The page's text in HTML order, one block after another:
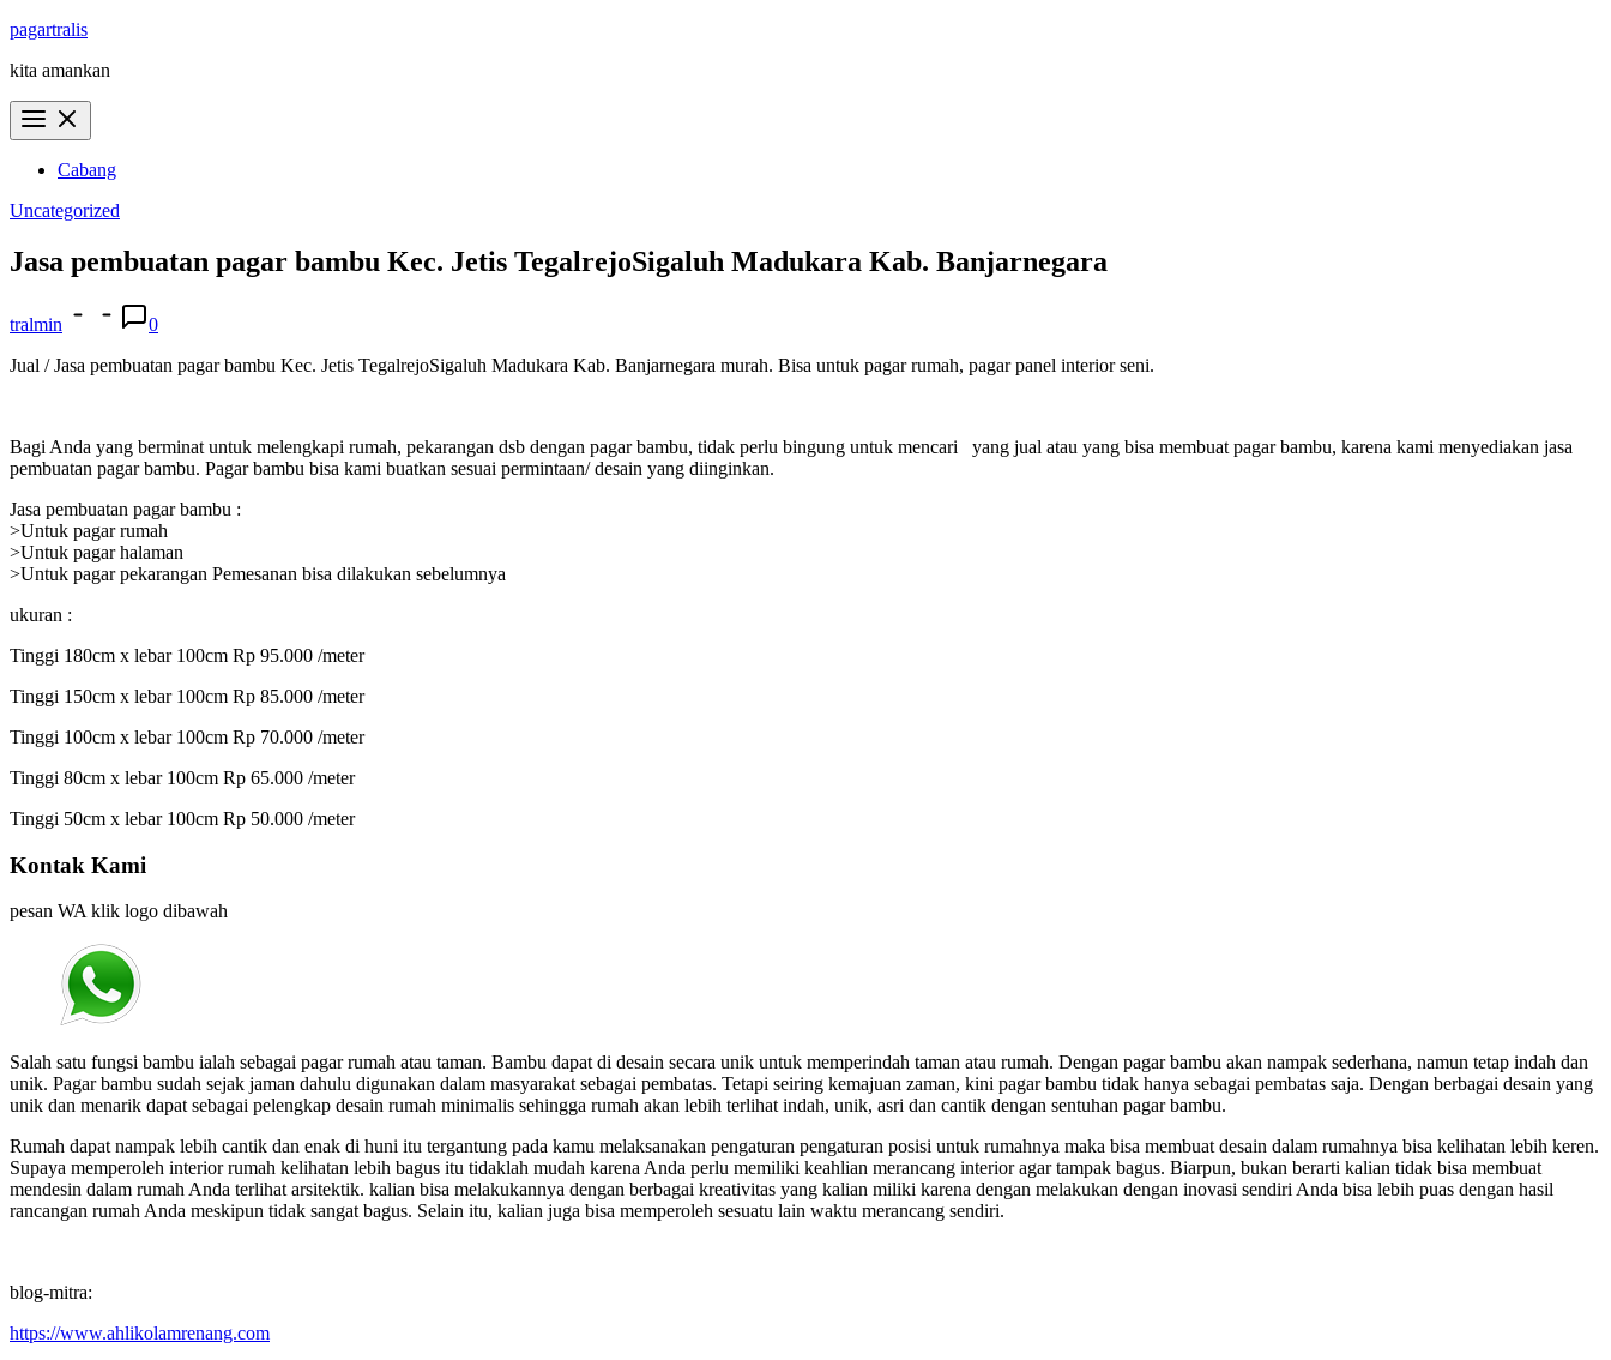
Skip
content
pagartralis
kita amankan
Cabang
Uncategorized
Jasa pembuatan pagar bambu Kec. Jetis TegalrejoSigaluh Madukara Kab. Banjarnegara
tralmin
0
Jual / Jasa pembuatan pagar bambu Kec. Jetis TegalrejoSigaluh Madukara Kab. Banjarnegara murah. Bisa untuk pagar rumah, pagar panel interior seni.
Bagi Anda yang berminat untuk melengkapi rumah, pekarangan dsb dengan pagar bambu, tidak perlu bingung untuk mencari yang jual atau yang bisa membuat pagar bambu, karena kami menyediakan jasa
pembuatan pagar bambu. Pagar bambu bisa kami buatkan sesuai permintaan/ desain yang diinginkan.
Jasa pembuatan pagar bambu :
>Untuk pagar rumah
>Untuk pagar halaman
>Untuk pagar pekarangan Pemesanan bisa dilakukan sebelumnya
ukuran :
Tinggi 180cm x lebar 100cm Rp 95.000 /meter
Tinggi 150cm x lebar 100cm Rp 85.000 /meter
Tinggi 100cm x lebar 100cm Rp 70.000 /meter
Tinggi 80cm x lebar 100cm Rp 65.000 /meter
Tinggi 50cm x lebar 100cm Rp 50.000 /meter
Kontak Kami
pesan WA klik logo dibawah
Salah satu fungsi bambu ialah sebagai pagar rumah atau taman. Bambu dapat di desain secara unik untuk memperindah taman atau rumah. Dengan pagar bambu akan nampak sederhana, namun tetap indah dan
unik. Pagar bambu sudah sejak jaman dahulu digunakan dalam masyarakat sebagai pembatas. Tetapi seiring kemajuan zaman, kini pagar bambu tidak hanya sebagai pembatas saja. Dengan berbagai desain yang
unik dan menarik dapat sebagai pelengkap desain rumah minimalis sehingga rumah akan lebih terlihat indah, unik, asri dan cantik dengan sentuhan pagar bambu.
Rumah dapat nampak lebih cantik dan enak di huni itu tergantung pada kamu melaksanakan pengaturan pengaturan posisi untuk rumahnya maka bisa membuat desain dalam rumahnya bisa kelihatan lebih keren.
Supaya memperoleh interior rumah kelihatan lebih bagus itu tidaklah mudah karena Anda perlu memiliki keahlian merancang interior agar tampak bagus. Biarpun, bukan berarti kalian tidak bisa membuat
mendesin dalam rumah Anda terlihat arsitektik. kalian bisa melakukannya dengan berbagai kreativitas yang kalian miliki karena dengan melakukan dengan inovasi sendiri Anda bisa lebih puas dengan hasil
rancangan rumah Anda meskipun tidak sangat bagus. Selain itu, kalian juga bisa memperoleh sesuatu lain waktu merancang sendiri.
blog-mitra:
https://www.ahlikolamrenang.com